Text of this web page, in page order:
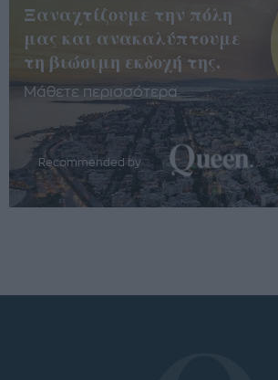
Ξαναχτίζουμε την πόλη
μας και ανακαλύπτουμε
τη βιώσιμη εκδοχή της.
Μάθετε περισσότερα
Recommended by